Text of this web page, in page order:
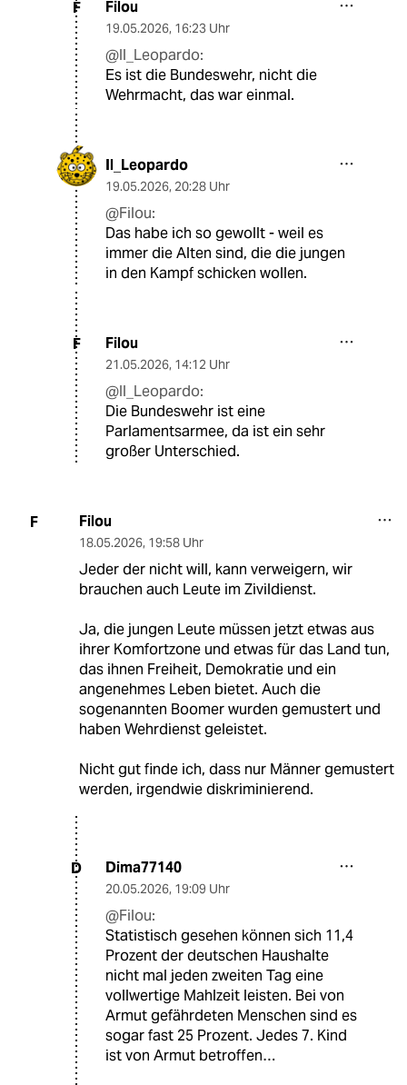
F Filou
19.05.2026, 16:23 Uhr
@Il_Leopardo:
Es ist die Bundeswehr, nicht die
Wehrmacht, das war einmal.
Il_Leopardo
19.05.2026, 20:28 Uhr
@Filou:
Das habe ich so gewollt - weil es
immer die Alten sind, die die jungen
in den Kampf schicken wollen.
F Filou
21.05.2026, 14:12 Uhr
@Il_Leopardo:
Die Bundeswehr ist eine
Parlamentsarmee, da ist ein sehr
großer Unterschied.
F Filou
18.05.2026, 19:58 Uhr
Jeder der nicht will, kann verweigern, wir
brauchen auch Leute im Zivildienst.
Ja, die jungen Leute müssen jetzt etwas aus
ihrer Komfortzone und etwas für das Land tun,
das ihnen Freiheit, Demokratie und ein
angenehmes Leben bietet. Auch die
sogenannten Boomer wurden gemustert und
haben Wehrdienst geleistet.
Nicht gut finde ich, dass nur Männer gemustert
werden, irgendwie diskriminierend.
D Dima77140
20.05.2026, 19:09 Uhr
@Filou:
Statistisch gesehen können sich 11,4
Prozent der deutschen Haushalte
nicht mal jeden zweiten Tag eine
vollwertige Mahlzeit leisten. Bei von
Armut gefährdeten Menschen sind es
sogar fast 25 Prozent. Jedes 7. Kind
ist von Armut betroffen…